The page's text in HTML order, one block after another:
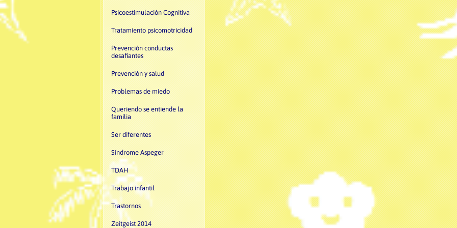
Psicoestimulación Cognitiva
Tratamiento psicomotricidad
Prevención conductas
desafiantes
Prevención y salud
Problemas de miedo
Queriendo se entiende la
familia
Ser diferentes
Síndrome Aspeger
TDAH
Trabajo infantil
Trastornos
Zeitgeist 2014